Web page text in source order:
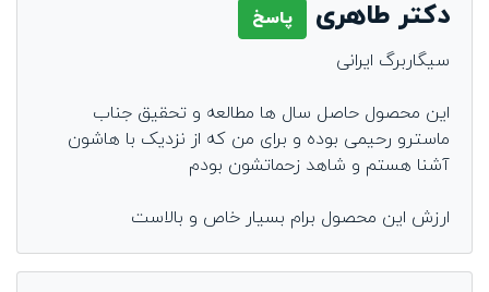
دکتر طاهری
پاسخ
سیگاربرگ ایرانی
این محصول حاصل سال ها مطالعه و تحقیق جناب
ماسترو رحیمی بوده و برای من که از نزدیک با هاشون
آشنا هستم و شاهد زحماتشون بودم
ارزش این محصول برام بسیار خاص و بالاست